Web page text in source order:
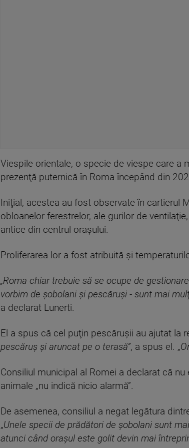
Viespile orientale, o specie de viespe care a
prezenţă puternică în Roma începând din
Iniţial, acestea au fost observate în cartierul
obloanelor ferestrelor, ale gurilor de
antice din centrul oraşului.
Proliferarea lor a fost atribuită şi
„Roma chiar trebuie să se ocupe de
vorbim de şobolani şi pescăruşi - sunt mai
a declarat Lunerti.
El a spus că cel puţin pescăruşii au ajutat la
pescăruş şi aruncat pe o terasă”, a spus el. „
Consiliul municipal al Romei a declarat că
animale „nu indică nicio alarmă”.
De asemenea, consiliul a negat legătura
„Unele specii de prădători de şobolani sunt
atunci când oraşul este golit devin mai